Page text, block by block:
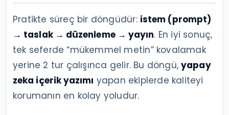
Pratikte süreç bir döngüdür: istem (prompt)
→ taslak → düzenleme → yayın. En iyi sonuç,
tek seferde “mükemmel metin” kovalamak
yerine 2 tur çalışınca gelir. Bu döngü,yapay
zeka içerik yazımı yapan ekiplerde kaliteyi
korumanın en kolay yoludur.